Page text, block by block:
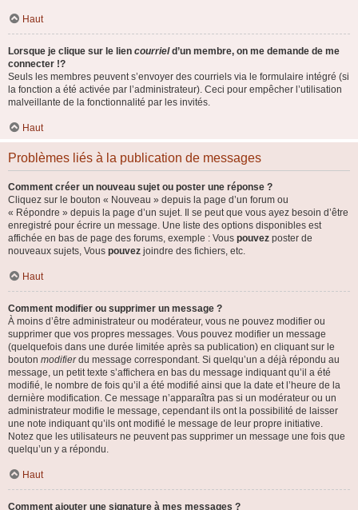
Haut
Lorsque je clique sur le lien courrield’un membre, on me demande de me
connecter !?
Seuls les membres peuvent s’envoyer des courriels via le formulaire intégré (si
la fonction a été activée par l’administrateur). Ceci pour empêcher l’utilisation
malveillante de la fonctionnalité par les invités.
Haut
Problèmes liés à la publication de messages
Comment créer un nouveau sujet ou poster une réponse ?
Cliquez sur le bouton « Nouveau » depuis la page d’un forum ou
« Répondre » depuis la page d’un sujet. Il se peut que vous ayez besoin d’être
enregistré pour écrire un message. Une liste des options disponibles est
affichée en bas de page des forums, exemple : Vous pouvez poster de
nouveaux sujets, Vous pouvez joindre des fichiers, etc.
Haut
Comment modifier ou supprimer un message ?
À moins d’être administrateur ou modérateur, vous ne pouvez modifier ou
supprimer que vos propres messages. Vous pouvez modifier un message
(quelquefois dans une durée limitée après sa publication) en cliquant sur le
bouton modifierdu message correspondant. Si quelqu’un a déjà répondu au
message, un petit texte s’affichera en bas du message indiquant qu’il a été
modifié, le nombre de fois qu’il a été modifié ainsi que la date et l’heure de la
dernière modification. Ce message n’apparaîtra pas si un modérateur ou un
administrateur modifie le message, cependant ils ont la possibilité de laisser
une note indiquant qu’ils ont modifié le message de leur propre initiative.
Notez que les utilisateurs ne peuvent pas supprimer un message une fois que
quelqu’un y a répondu.
Haut
Comment ajouter une signature à mes messages ?